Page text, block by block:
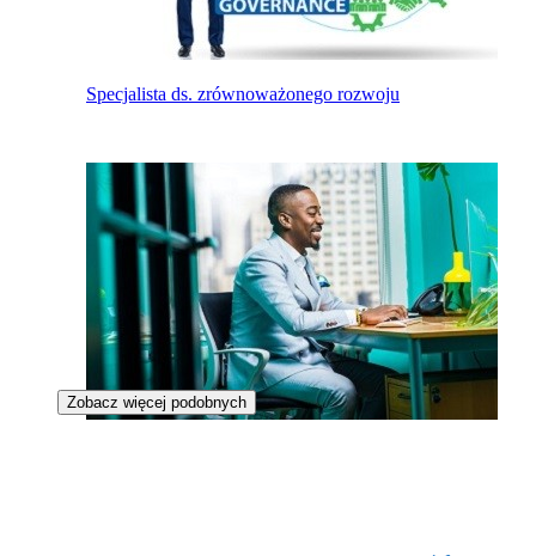
Specjalista ds. zrównoważonego rozwoju
Zobacz więcej podobnych